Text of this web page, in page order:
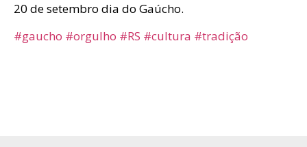
20 de setembro dia do Gaúcho.
#gaucho #orgulho #RS #cultura #tradição